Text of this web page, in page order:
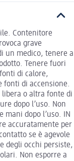
Contenitore
grave
un medico, tenere a
Tenere fuori
di calore,
fonti di accensione.
libera o altra fonte di
dopo l’uso. Non
mani dopo l’uso. IN
accuratamente per
se è agevole
degli occhi persiste,
Non esporre a